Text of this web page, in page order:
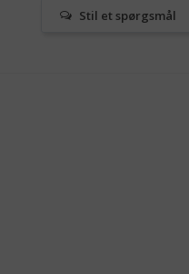
Stil et spørgsmål